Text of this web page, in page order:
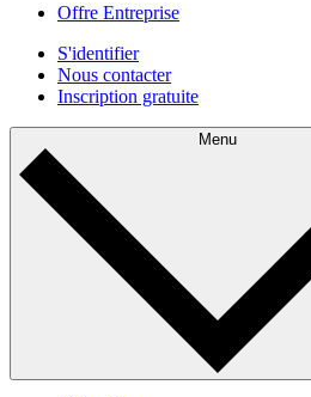
Offre Entreprise
S'identifier
Nous contacter
Inscription gratuite
Menu